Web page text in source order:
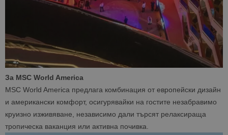
За MSC World America
MSC World America предлага комбинация от европейски дизайн
и американски комфорт, осигурявайки на гостите незабравимо
круизно изживяване, независимо дали търсят релаксираща
тропическа ваканция или активна почивка.